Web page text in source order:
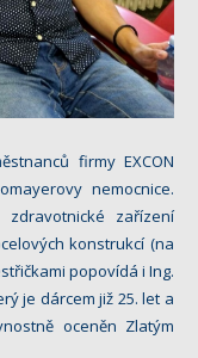
firmy EXCON
nemocnice.
zařízení
konstrukcí (na
popovídá i Ing.
je dárcem již 25. let a
oceněn Zlatým